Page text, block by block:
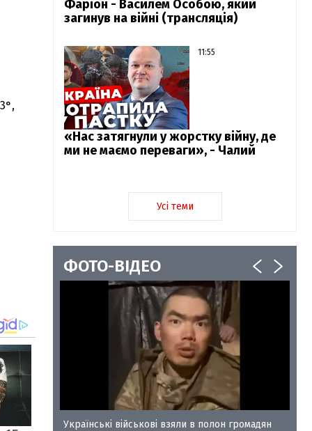
Фаріон - Василем Особою, який
загинув на війні (трансляція)
11:55
«Нас затягнули у жорстку війну, де
ми не маємо переваги», - Чалий
Усі теми
ФОТО-ВІДЕО
35
Українські військові взяли в полон громадян